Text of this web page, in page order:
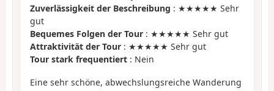
Zuverlässigkeit der Beschreibung : ★★★★★ Sehr
gut
Bequemes Folgen der Tour : ★★★★★ Sehr gut
Attraktivität der Tour : ★★★★★ Sehr gut
Tour stark frequentiert : Nein
Eine sehr schöne, abwechslungsreiche Wanderung